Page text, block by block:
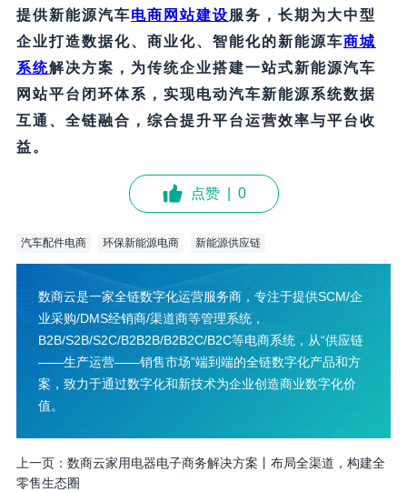
提供新能源汽车电商网站建设服务，长期为大中型
企业打造数据化、商业化、智能化的新能源车商城
系统解决方案，为传统企业搭建一站式新能源汽车
网站平台闭环体系，实现电动汽车新能源系统数据
互通、全链融合，综合提升平台运营效率与平台收
益。
点赞 0
汽车配件电商 环保新能源电商 新能源供应链
数商云是一家全链数字化运营服务商，专注于提供SCM/企
业采购/DMS经销商/渠道商等管理系统，
B2B/S2B/S2C/B2B2B/B2B2C/B2C等电商系统，从“供应链
——生产运营——销售市场”端到端的全链数字化产品和方
案，致力于通过数字化和新技术为企业创造商业数字化价
值。
上一页： 数商云家用电器电子商务解决方案丨布局全渠道，构建全
零售生态圈